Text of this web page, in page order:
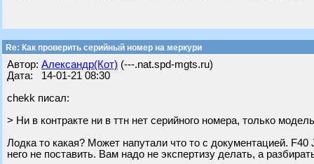
Re: Как проверить серийный номер на меркури
Автор: Александр(Кот) (---.nat.spd-mgts.ru)
Дата: 14-01-21 08:30
chekk писал:
> Ни в контракте ни в ттн нет серийного номера, только
Лодка то какая? Может напутали что то с документацией.
него не поставить. Вам надо не экспертизу делать, а